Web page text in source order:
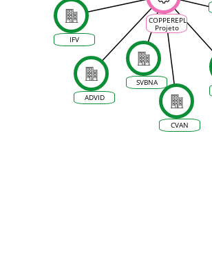
COPPEREPLACE:
Projeto
internacional
para
reduzir o
uso de
cobre na
vinha
IFV
ADVID
CVAN
SVBNA